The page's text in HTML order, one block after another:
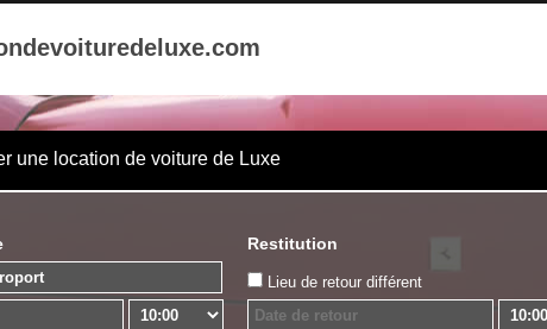
une location de voiture de Luxe
Restitution
Lieu de retour différent